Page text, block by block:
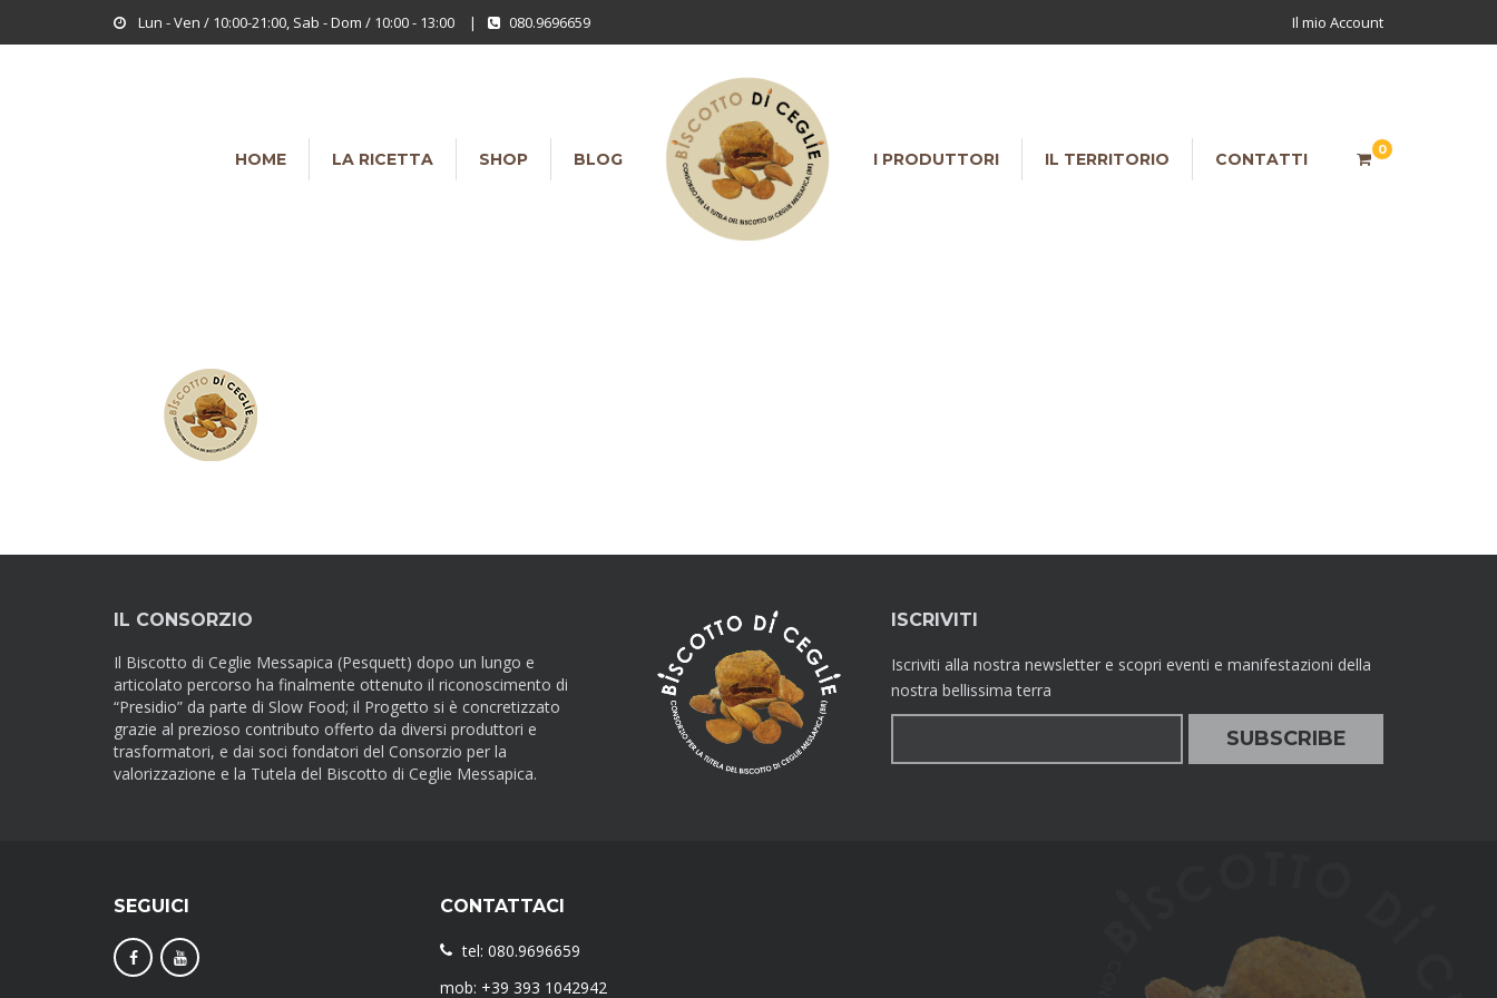
Lun - Ven / 10:00-21:00, Sab - Dom / 10:00 - 13:00 | 080.9696659 Il mio Account
HOME LA RICETTA SHOP BLOG I PRODUTTORI IL TERRITORIO CONTATTI 0
IL CONSORZIO
Il Biscotto di Ceglie Messapica (Pesquett) dopo un lungo e
articolato percorso ha finalmente ottenuto il riconoscimento di
“Presidio” da parte di Slow Food; il Progetto si è concretizzato
grazie al prezioso contributo offerto da diversi produttori e
trasformatori, e dai soci fondatori del Consorzio per la
valorizzazione e la Tutela del Biscotto di Ceglie Messapica.
ISCRIVITI
Iscriviti alla nostra newsletter e scopri eventi e manifestazioni della
nostra bellissima terra
SEGUICI CONTATTACI
tel: 080.9696659
mob: +39 393 1042942